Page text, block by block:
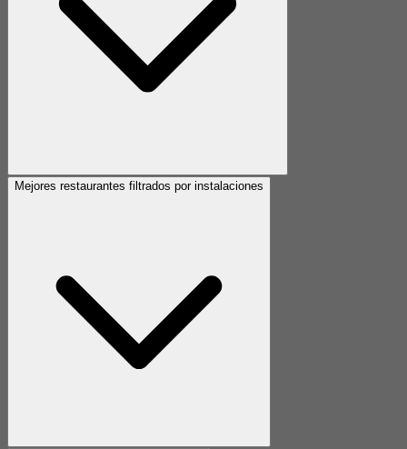
Mejores restaurantes filtrados por instalaciones